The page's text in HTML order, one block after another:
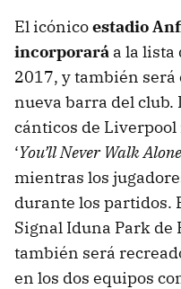
El icónicoestadio
incorporará a la lista
2017, y también
nueva barra del club.
cánticos de
‘You’ll Never Walk Alone
mientras los
durante los partidos.
Signal Iduna Park
también será
en los dos equipos